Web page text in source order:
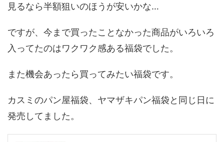
見るなら半額狙いのほうが安いかな…
ですが、今まで買ったことなかった商品がいろいろ
入ってたのはワクワク感ある福袋でした。
また機会あったら買ってみたい福袋です。
カスミのパン屋福袋、ヤマザキパン福袋と同じ日に
発売してました。